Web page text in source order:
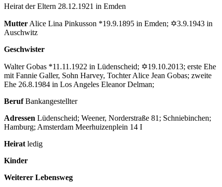
Heirat der Eltern 28.12.1921 in Emden
Mutter Alice Lina Pinkusson *19.9.1895 in Emden; ✡3.9.1943 in
Auschwitz
Geschwister
Walter Gobas *11.11.1922 in Lüdenscheid; ✡19.10.2013; erste Ehe
mit Fannie Galler, Sohn Harvey, Tochter Alice Jean Gobas; zweite
Ehe 26.8.1984 in Los Angeles Eleanor Delman;
BerufBankangestellter
Adressen Lüdenscheid; Weener, Norderstraße 81; Schniebinchen;
Hamburg; Amsterdam Meerhuizenplein 14 I
Heirat ledig
Kinder
Weiterer Lebensweg